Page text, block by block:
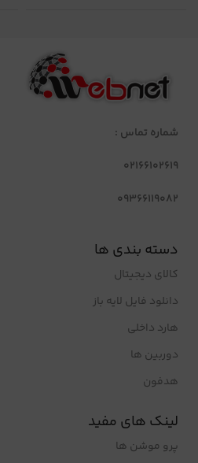
شماره تماس :
02166102619
09366119082
دسته بندی ها
کالای دیجیتال
دانلود فایل لایه باز
هارد داخلی
دوربین ها
هدفون
لینک های مفید
پرو موشن ها